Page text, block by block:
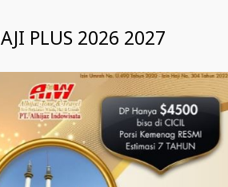
PLUS 2026 2027